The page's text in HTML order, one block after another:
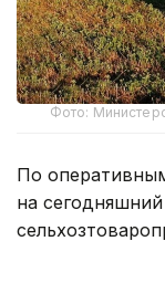
Фото:
По
на